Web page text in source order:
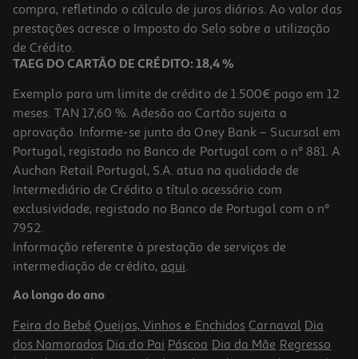
2 €/un
2,00 €
Livro Eu Sinto Medo Autocolantes
2 €/un
2,00 €
compra, refletindo o cálculo de juros diários. Ao valor das
prestações acresce o Imposto do Selo sobre a utilização
de Crédito.
TAEG DO CARTÃO DE CRÉDITO: 18,4 %
Exemplo para um limite de crédito de 1.500€ pago em 12
meses. TAN 17,60 %. Adesão ao Cartão sujeita a
aprovação. Informe-se junto do Oney Bank – Sucursal em
Portugal, registado no Banco de Portugal com o nº 881. A
Auchan Retail Portugal, S.A. atua na qualidade de
Intermediário de Crédito a título acessório com
exclusividade, registado no Banco de Portugal com o nº
7952.
Informação referente à prestação de serviços de
intermediação de crédito, aqui.
Ao longo do ano
Feira do Bebé Queijos, Vinhos e Enchidos Carnaval Dia
dos Namorados Dia do Pai Páscoa Dia da Mãe Regresso